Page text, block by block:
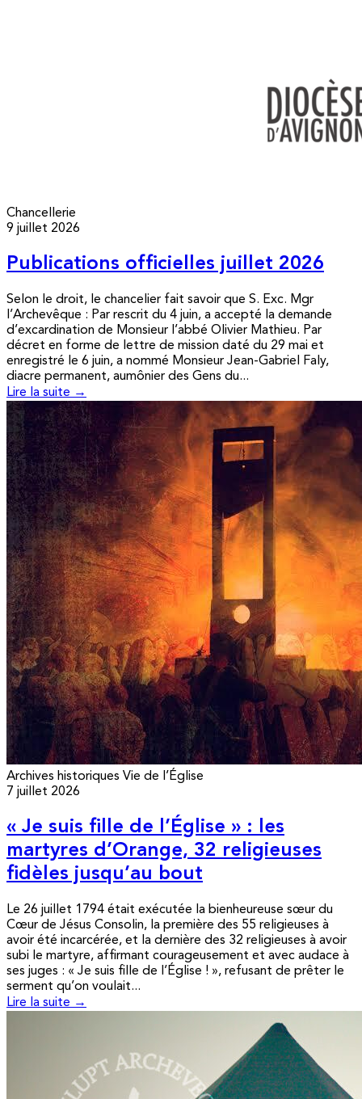
Chancellerie
9 juillet 2026
Publications officielles juillet 2026
Selon le droit, le chancelier fait savoir que S. Exc. Mgr
l’Archevêque : Par rescrit du 4 juin, a accepté la demande
d’excardination de Monsieur l’abbé Olivier Mathieu. Par
décret en forme de lettre de mission daté du 29 mai et
enregistré le 6 juin, a nommé Monsieur Jean-Gabriel Faly,
diacre permanent, aumônier des Gens du...
Lire la suite →
Archives historiques Vie de l’Église
7 juillet 2026
« Je suis fille de l’Église » : les
martyres d’Orange, 32 religieuses
fidèles jusqu’au bout
Le 26 juillet 1794 était exécutée la bienheureuse sœur du
Cœur de Jésus Consolin, la première des 55 religieuses à
avoir été incarcérée, et la dernière des 32 religieuses à avoir
subi le martyre, affirmant courageusement et avec audace à
ses juges : « Je suis fille de l’Église ! », refusant de prêter le
serment qu’on voulait...
Lire la suite →